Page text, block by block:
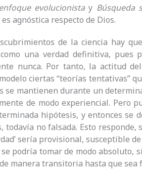
evolucionistay Búsqueda
agnóstica respecto de Dios.
de la ciencia hay
una verdad definitiva, pues
nunca. Por tanto, la actitud
ciertas “teorías tentativas”
se mantienen durante un
de modo experiencial. Pero
hipótesis, y entonces se
no falsada. Esto responde,
sería provisional, susceptible
podría tomar de modo absoluto,
manera transitoria hasta que sea